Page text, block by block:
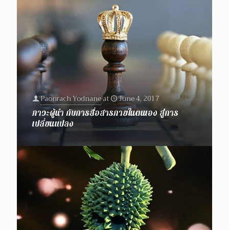
Paonrach Yodnaneat
June 4, 2017
ภาวะผู้นำ กับการสื่อสารภายในตนเอง สู่การ
เปลี่ยนแปลง